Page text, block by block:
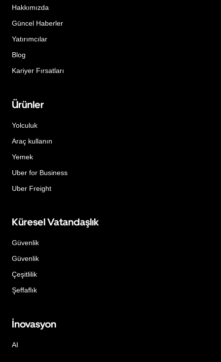
Hakkımızda
Güncel Haberler
Yatırımcılar
Blog
Kariyer Fırsatları
Ürünler
Yolculuk
Araç kullanın
Yemek
Uber for Business
Uber Freight
Küresel Vatandaşlık
Güvenlik
Güvenlik
Çeşitlilik
Şeffaflık
İnovasyon
AI